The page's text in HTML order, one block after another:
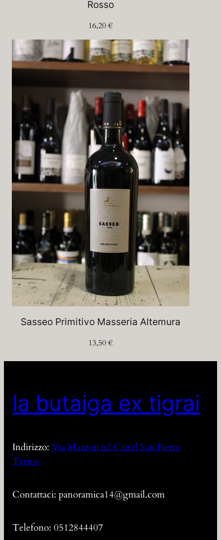
Rosso
16,20€
Sasseo Primitivo Masseria Altemura
13,50€
la butaiga ex tigrai
Indirizzo:Via Mazzini 62 Castel San Pietro
Terme
Contattaci: panoramica14@gmail.com
Telefono: 0512844407